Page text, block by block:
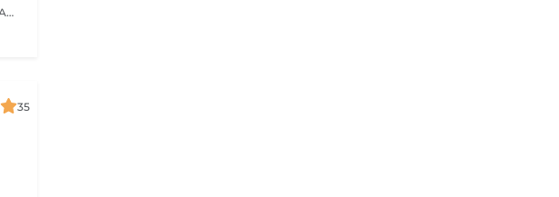
Achieve Smooth, Radiant Skin with IPL and SHR Hair Removal! At Amber Nails & Beauty, we offer the latest hair removal technologies to keep your skin silky smooth and beautifully maintained. Choose from our professional IPL or SHR treatments, tailored to your skin type. Why Choose IPL or SHR? Long-lasting hair reduction Smooth, radiant skin without stubble Comfortable and suitable for all skin types, even sensitive and darker tones Special Offer: Enjoy 30% Off on 8-Session Treatment Packages! Book a series of 8 treatments and receive an amazing 30% discount on the total price. This is your chance to effectively and affordably say goodbye to unwanted hair! What Makes Our SHR Technology Unique? Comfortable and pain-free hair removal with In-Motion Technology Safe for the most sensitive skin Lower energy exposure, maximum results Still Unsure? Our expert team is here to provide personalized advice and help you choose the best treatment for your needs. Treat yourself to the soft, smooth skin you've always dreamed of! Don't waitschedule your appointment today and get ready to shine! Please shave within 24 hours prior to your treatment and don't use any lotion or deodorant on the day of the treatment.
35